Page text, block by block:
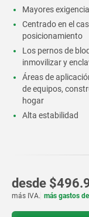
Mayores
Centrado en el
posicionamiento
Los pernos de
inmovilizar y
Áreas de
de equipos,
hogar
Alta estabilidad
desde
más IVA. más gastos